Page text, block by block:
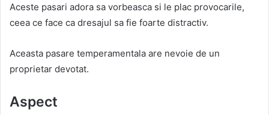
Aceste pasari adora sa vorbeasca si le plac provocarile,
ceea ce face ca dresajul sa fie foarte distractiv.
Aceasta pasare temperamentala are nevoie de un
proprietar devotat.
Aspect